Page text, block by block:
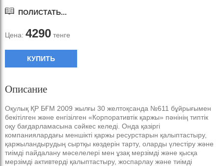
ПОЛИСТАТЬ...
Цена: 4290 тенге
КУПИТЬ
Описание
Оқулық ҚР БҒМ 2009 жылғы 30 желтоқсанда №611 бұйрығымен
бекітілген және енгізілген «Корпоративтік қаржы» пәнінің типтік
оқу бағдарламасына сәйкес келеді. Онда қазіргі
компаниялардағы меншікті қаржы ресурстарын қалыптастыру,
қаржыландырудың сыртқы көздерін тарту, оларды үлестіру және
тиімді пайдалану мәселелері мен ұзақ мерзімді және қысқа
мерзімді активтерді қалыптастыру, жоспарлау және тиімді